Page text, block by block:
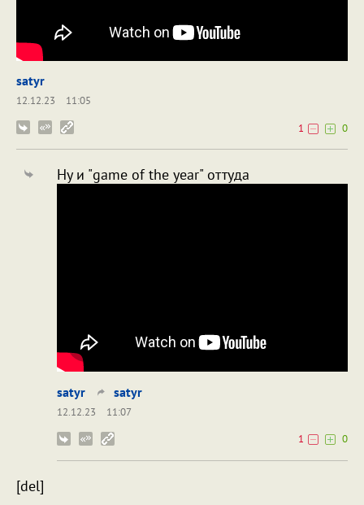
satyr
12.12.23
11:05
1
0
Ну и "game of the year" оттуда
satyr satyr
12.12.23
11:07
1
0
[del]